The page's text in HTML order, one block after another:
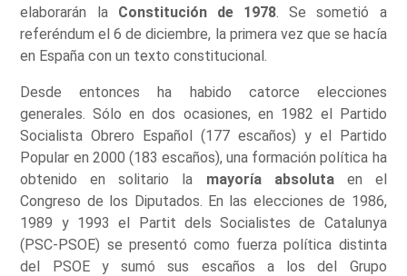
elaborarán la Constitución de 1978 . Se sometió a
referéndum el 6 de diciembre, la primera vez que se hacía
en España con un texto constitucional.
Desde entonces ha habido catorce elecciones
generales. Sólo en dos ocasiones, en 1982 el Partido
Socialista Obrero Español (177 escaños) y el Partido
Popular en 2000 (183 escaños), una formación política ha
obtenido en solitario la mayoría absolutaen el
Congreso de los Diputados. En las elecciones de 1986,
1989 y 1993 el Partit dels Socialistes de Catalunya
(PSC-PSOE) se presentó como fuerza política distinta
del PSOE y sumó sus escaños a los del Grupo